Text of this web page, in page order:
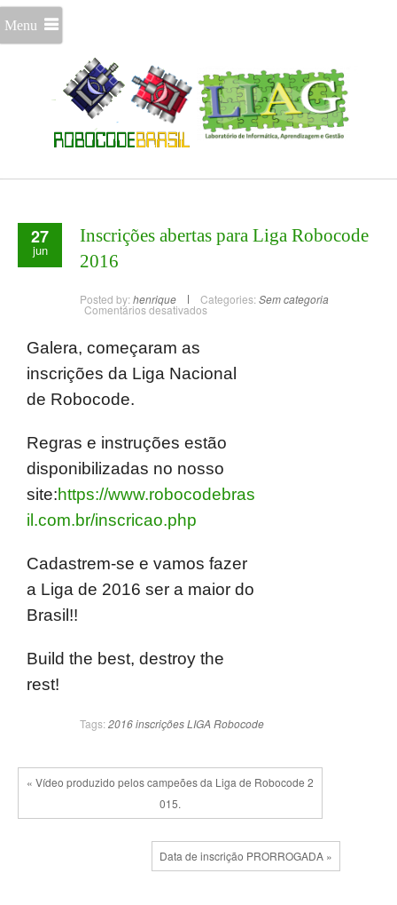
Menu
27
jun
Inscrições abertas para Liga Robocode
2016
Posted by: henrique Categories: Sem categoria
Comentários desativados
Galera, começaram as
inscrições da Liga Nacional
de Robocode.
Regras e instruções estão
disponibilizadas no nosso
site:https://www.robocodebras
il.com.br/inscricao.php
Cadastrem-se e vamos fazer
a Liga de 2016 ser a maior do
Brasil!!
Build the best, destroy the
rest!
Tags: 2016inscriçõesLIGA Robocode
« Vídeo produzido pelos campeões da Liga de Robocode 2
015.
Data de inscrição PRORROGADA »